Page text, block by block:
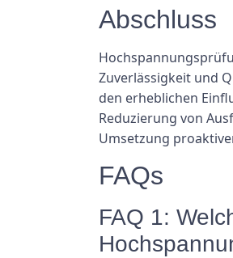
Abschluss
Zuverlässigkeit und
den erheblichen
Reduzierung von
Umsetzung
FAQs
FAQ 1: